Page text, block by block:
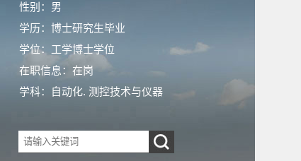
性别：男
学历：博士研究生毕业
学位：工学博士学位
在职信息：在岗
学科：自动化. 测控技术与仪器